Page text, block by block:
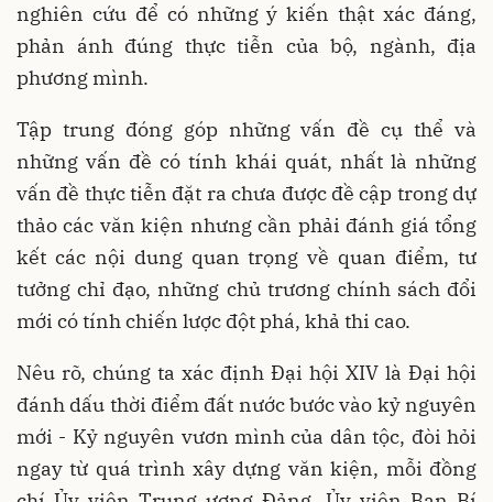
nghiên cứu để có những ý kiến thật xác đáng,
phản ánh đúng thực tiễn của bộ, ngành, địa
phương mình.
Tập trung đóng góp những vấn đề cụ thể và
những vấn đề có tính khái quát, nhất là những
vấn đề thực tiễn đặt ra chưa được đề cập trong dự
thảo các văn kiện nhưng cần phải đánh giá tổng
kết các nội dung quan trọng về quan điểm, tư
tưởng chỉ đạo, những chủ trương chính sách đổi
mới có tính chiến lược đột phá, khả thi cao.
Nêu rõ, chúng ta xác định Đại hội XIV là Đại hội
đánh dấu thời điểm đất nước bước vào kỷ nguyên
mới - Kỷ nguyên vươn mình của dân tộc, đòi hỏi
ngay từ quá trình xây dựng văn kiện, mỗi đồng